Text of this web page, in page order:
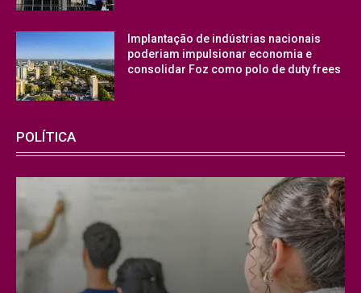
Implantação de indústrias nacionais
poderiam impulsionar economia e
consolidar Foz como polo de duty frees
POLÍTICA